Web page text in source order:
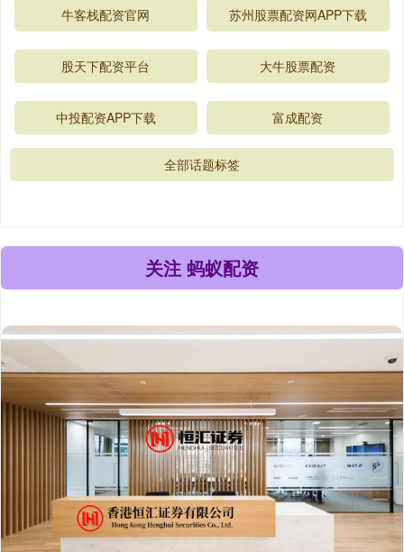
牛客栈配资官网 苏州股票配资网APP下载
股天下配资平台 大牛股票配资
中投配资APP下载 富成配资
全部话题标签
关注 蚂蚁配资